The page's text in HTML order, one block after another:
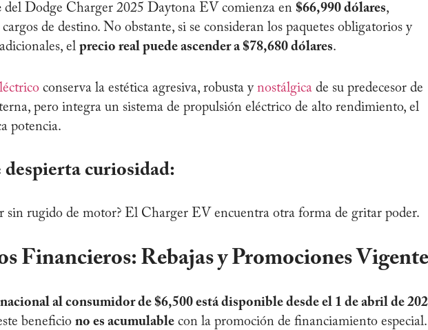
del Dodge Charger 2025 Daytona EV comienza en $66,990 dólares,
de destino. No obstante, si se consideran los paquetes obligatorios y
el precio real puede ascender a $78,680 dólares.
conserva la estética agresiva, robusta y nostálgica de su predecesor de
pero integra un sistema de propulsión eléctrico de alto rendimiento, el
potencia.
despierta curiosidad:
sin rugido de motor? El Charger EV encuentra otra forma de gritar poder.
Financieros: Rebajas y Promociones
al consumidor de $6,500 está disponible desde el 1 de abril de
beneficio no es acumulable con la promoción de financiamiento especial.